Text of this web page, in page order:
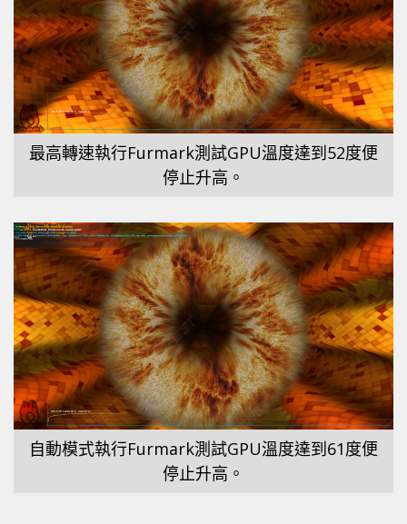
最高轉速執行Furmark測試GPU溫度達到52度便
停止升高。
自動模式執行Furmark測試GPU溫度達到61度便
停止升高。